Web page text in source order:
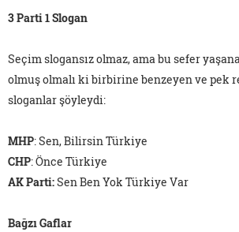
3 Parti 1 Slogan
Seçim slogansız olmaz, ama bu sefer
olmuş olmalı ki birbirine benzeyen ve pek
sloganlar şöyleydi:
MHP: Sen, Bilirsin Türkiye
CHP: Önce Türkiye
AK Parti:Sen Ben Yok Türkiye Var
Bağzı Gaflar